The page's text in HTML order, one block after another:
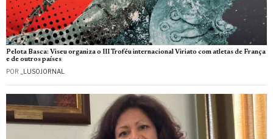
Pelota Basca: Viseu organiza o III Troféu internacional Viriato com atletas de França
e de outros países
POR _LUSOJORNAL